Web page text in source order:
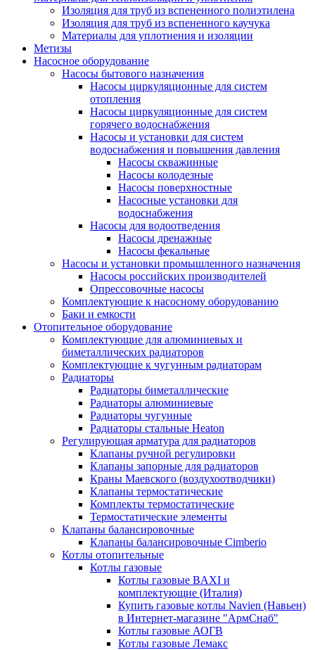
Изоляция для труб из вспененного полиэтилена
Изоляция для труб из вспененного каучука
Материалы для уплотнения и изоляции
Метизы
Насосное оборудование
Насосы бытового назначения
Насосы циркуляционные для систем
отопления
Насосы циркуляционные для систем
горячего водоснабжения
Насосы и установки для систем
водоснабжения и повышения давления
Насосы скважинные
Насосы колодезные
Насосы поверхностные
Насосные установки для
водоснабжения
Насосы для водоотведения
Насосы дренажные
Насосы фекальные
Насосы и установки промышленного назначения
Насосы российских производителей
Опрессовочные насосы
Комплектующие к насосному оборудованию
Баки и емкости
Отопительное оборудование
Комплектующие для алюминиевых и
биметаллических радиаторов
Комплектующие к чугунным радиаторам
Радиаторы
Радиаторы биметаллические
Радиаторы алюминиевые
Радиаторы чугунные
Радиаторы стальные Heaton
Регулирующая арматура для радиаторов
Клапаны ручной регулировки
Клапаны запорные для радиаторов
Краны Маевского (воздухоотводчики)
Клапаны термостатические
Комплекты термостатические
Термостатические элементы
Клапаны балансировочные
Клапаны балансировочные Cimberio
Котлы отопительные
Котлы газовые
Котлы газовые BAXI и
комплектующие (Италия)
Купить газовые котлы Navien (Навьен)
в Интернет-магазине "АрмСнаб"
Котлы газовые АОГВ
Котлы газовые Лемакс